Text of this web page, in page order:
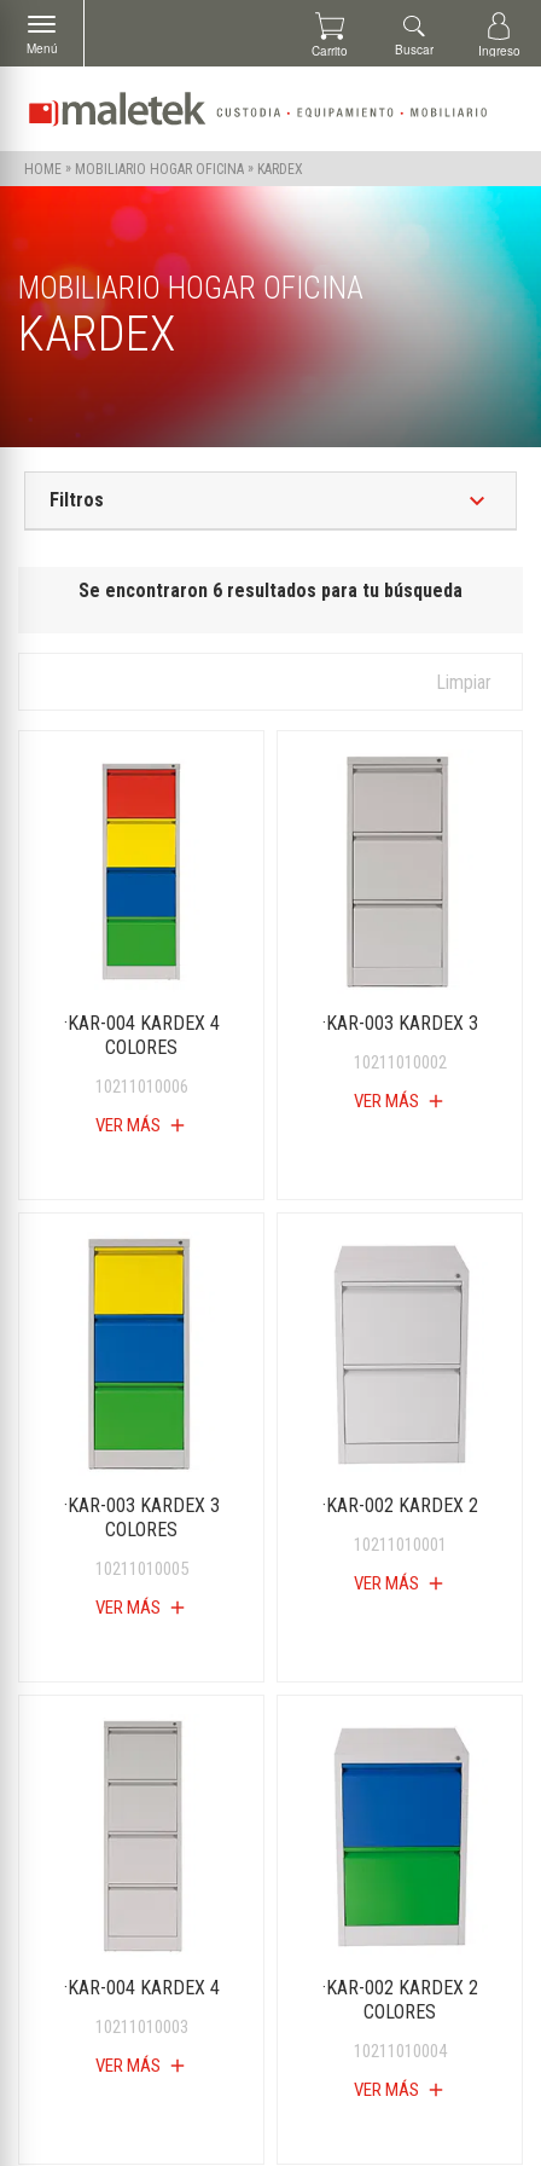
HOME » MOBILIARIO HOGAR OFICINA » KARDEX
MOBILIARIO HOGAR OFICINA
KARDEX
Filtros keyboard_arrow_down
Se encontraron 6 resultados para tu búsqueda
Limpiar
·KAR-004 KARDEX 4
COLORES
10211010006
VER MÁS add
·KAR-003 KARDEX 3
10211010002
VER MÁS add
·KAR-003 KARDEX 3
COLORES
10211010005
VER MÁS add
·KAR-002 KARDEX 2
10211010001
VER MÁS add
·KAR-004 KARDEX 4
10211010003
VER MÁS add
·KAR-002 KARDEX 2
COLORES
10211010004
VER MÁS add
Menú Carrito Buscar Ingreso